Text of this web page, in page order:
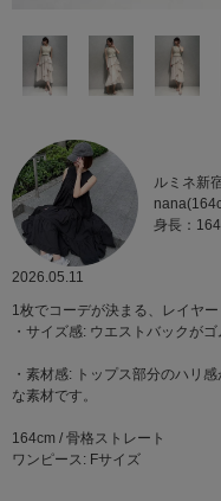
ルミネ新
身長：
2026.05.11
1枚でコーデが決まる、レイヤ
・サイズ感: ウエストバックが
・素材感: トップス部分のハリ
な素材です。
164cm / 骨格ストレート
ワンピース: Fサイズ